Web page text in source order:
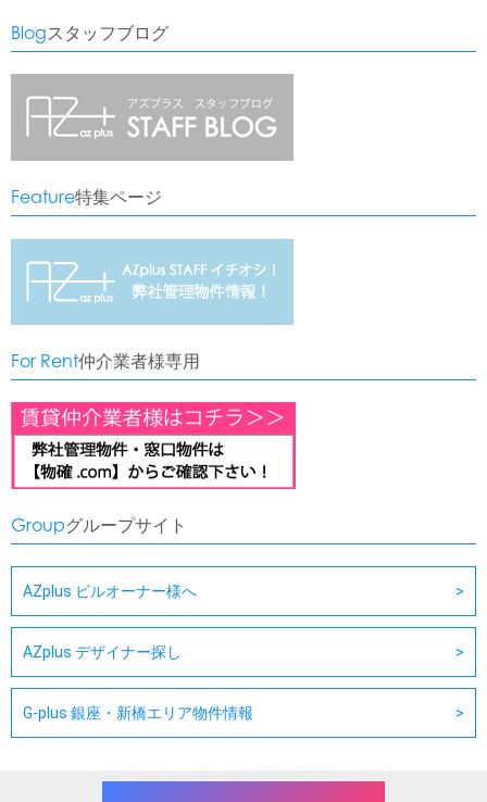
Blogスタッフブログ
Feature特集ページ
For Rent仲介業者様専用
Groupグループサイト
AZplus ビルオーナー様へ
AZplus デザイナー探し
G-plus 銀座・新橋エリア物件情報